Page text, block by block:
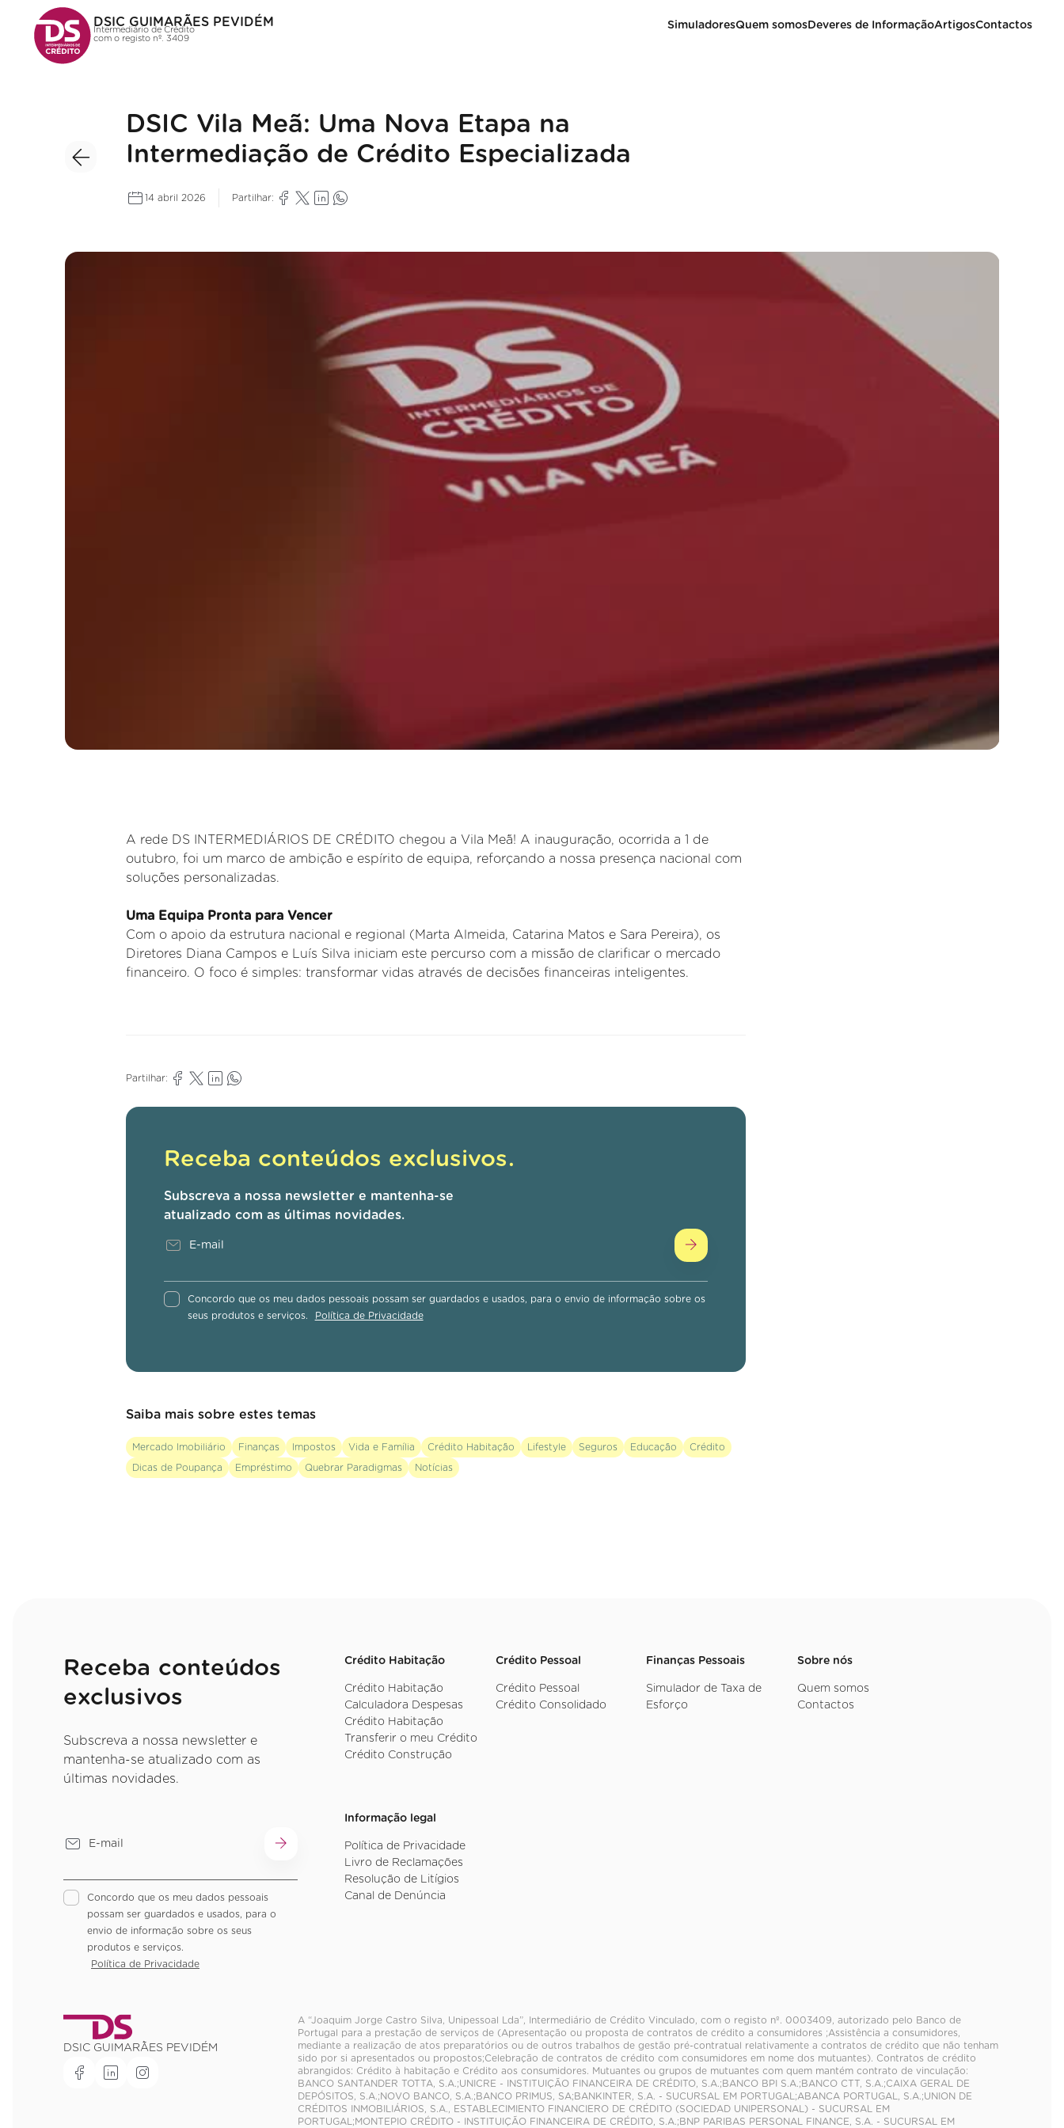
DSIC GUIMARÃES PEVIDÉM
Intermediário de Crédito
com o registo nº. 3409
SimuladoresQuem somosDeveres de InformaçãoArtigosContactos
DSIC Vila Meã: Uma Nova Etapa na
Intermediação de Crédito Especializada
14 abril 2026 Partilhar:
A rede DS INTERMEDIÁRIOS DE CRÉDITO chegou a Vila Meã! A inauguração, ocorrida a 1 de
outubro, foi um marco de ambição e espírito de equipa, reforçando a nossa presença nacional com
soluções personalizadas.
Uma Equipa Pronta para Vencer
Com o apoio da estrutura nacional e regional (Marta Almeida, Catarina Matos e Sara Pereira), os
Diretores Diana Campos e Luís Silva iniciam este percurso com a missão de clarificar o mercado
financeiro. O foco é simples: transformar vidas através de decisões financeiras inteligentes.
Partilhar:
Receba conteúdos exclusivos.
Subscreva a nossa newsletter e mantenha-se
atualizado com as últimas novidades.
Concordo que os meu dados pessoais possam ser guardados e usados, para o envio de informação sobre os
seus produtos e serviços.
Política de Privacidade
Saiba mais sobre estes temas
Mercado Imobiliário Finanças Impostos Vida e Família Crédito Habitação Lifestyle Seguros Educação Crédito
Dicas de Poupança Empréstimo Quebrar Paradigmas Notícias
Receba conteúdos
exclusivos
Subscreva a nossa newsletter e
mantenha-se atualizado com as
últimas novidades.
Concordo que os meu dados pessoais
possam ser guardados e usados, para o
envio de informação sobre os seus
produtos e serviços.
Política de Privacidade
Crédito Habitação
Crédito Habitação
Calculadora Despesas
Crédito Habitação
Transferir o meu Crédito
Crédito Construção
Crédito Pessoal
Crédito Pessoal
Crédito Consolidado
Finanças Pessoais
Simulador de Taxa de
Esforço
Sobre nós
Quem somos
Contactos
Informação legal
Política de Privacidade
Livro de Reclamações
Resolução de Litígios
Canal de Denúncia
DSIC GUIMARÃES PEVIDÉM
A “Joaquim Jorge Castro Silva, Unipessoal Lda”, Intermediário de Crédito Vinculado, com o registo nº. 0003409, autorizado pelo Banco de
Portugal para a prestação de serviços de (Apresentação ou proposta de contratos de crédito a consumidores ;Assistência a consumidores,
mediante a realização de atos preparatórios ou de outros trabalhos de gestão pré-contratual relativamente a contratos de crédito que não tenham
sido por si apresentados ou propostos;Celebração de contratos de crédito com consumidores em nome dos mutuantes). Contratos de crédito
abrangidos: Crédito à habitação e Crédito aos consumidores. Mutuantes ou grupos de mutuantes com quem mantém contrato de vinculação:
BANCO SANTANDER TOTTA, S.A.;UNICRE - INSTITUIÇÃO FINANCEIRA DE CRÉDITO, S.A.;BANCO BPI S.A.;BANCO CTT, S.A.;CAIXA GERAL DE
DEPÓSITOS, S.A.;NOVO BANCO, S.A.;BANCO PRIMUS, SA;BANKINTER, S.A. - SUCURSAL EM PORTUGAL;ABANCA PORTUGAL, S.A.;UNION DE
CRÉDITOS INMOBILIÁRIOS, S.A., ESTABLECIMIENTO FINANCIERO DE CRÉDITO (SOCIEDAD UNIPERSONAL) - SUCURSAL EM
PORTUGAL;MONTEPIO CRÉDITO - INSTITUIÇÃO FINANCEIRA DE CRÉDITO, S.A.;BNP PARIBAS PERSONAL FINANCE, S.A. - SUCURSAL EM